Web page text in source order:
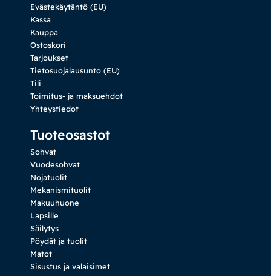
Evästekäytäntö (EU)
Kassa
Kauppa
Ostoskori
Tarjoukset
Tietosuojalausunto (EU)
Tili
Toimitus- ja maksuehdot
Yhteystiedot
Tuoteosastot
Sohvat
Vuodesohvat
Nojatuolit
Mekanismituolit
Makuuhuone
Lapsille
Säilytys
Pöydät ja tuolit
Matot
Sisustus ja valaisimet